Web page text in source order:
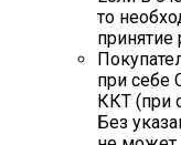
то
принятие
при себе
ККТ (при
Без